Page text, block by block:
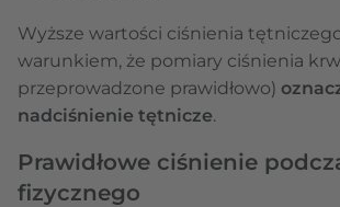
Wyższe wartości ciśnienia
warunkiem, że pomiary ciśnienia
przeprowadzone prawidłowo)
nadciśnienie tętnicze.
Prawidłowe ciśnienie
fizycznego